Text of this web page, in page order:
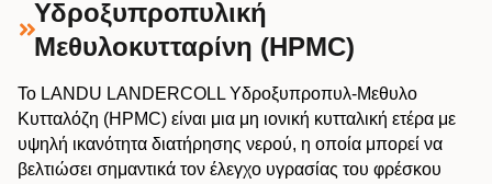
Υδροξυπροπυλική
Μεθυλοκυτταρίνη (HPMC)
Το LANDU LANDERCOLL Υδροξυπροπυλ-Μεθυλο
Κυτταλόζη (HPMC) είναι μια μη ιονική κυτταλική ετέρα με
υψηλή ικανότητα διατήρησης νερού, η οποία μπορεί να
βελτιώσει σημαντικά τον έλεγχο υγρασίας του φρέσκου